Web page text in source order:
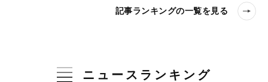
記事ランキングの一覧を見る
ニュースランキング